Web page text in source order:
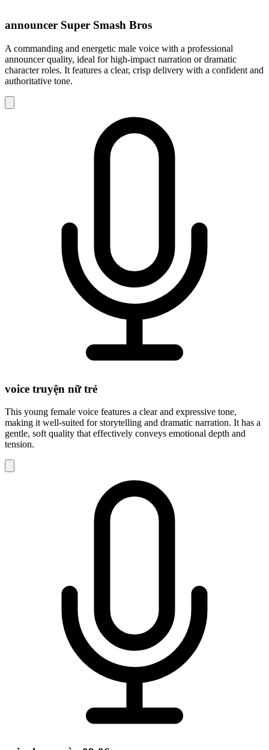
announcer Super Smash Bros
A commanding and energetic male voice with a professional
announcer quality, ideal for high-impact narration or dramatic
character roles. It features a clear, crisp delivery with a confident and
authoritative tone.
voice truyện nữ trẻ
This young female voice features a clear and expressive tone,
making it well-suited for storytelling and dramatic narration. It has a
gentle, soft quality that effectively conveys emotional depth and
tension.